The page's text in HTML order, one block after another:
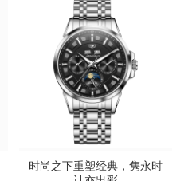
时尚之下重塑经典，隽永时